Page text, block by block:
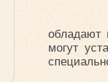
обладают
могут